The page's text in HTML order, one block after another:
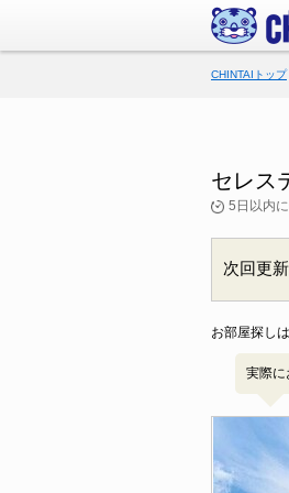
CHINTAIトップ
セレス
5日以内
次回更
お部屋探し
実際に